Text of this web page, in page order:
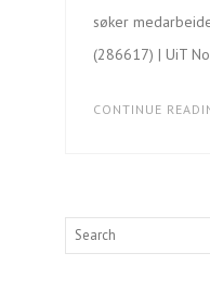
søker
(286617) | UiT
CONTINUE
Søk